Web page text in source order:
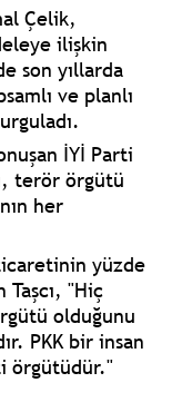
Çelik,
ilişkin
son yıllarda
ve planlı
İYİ Parti
terör örgütü
her
yüzde
"Hiç
olduğunu
PKK bir insan
örgütüdür."